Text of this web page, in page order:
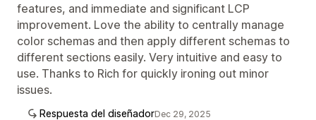
features, and immediate and significant LCP
improvement. Love the ability to centrally manage
color schemas and then apply different schemas to
different sections easily. Very intuitive and easy to
use. Thanks to Rich for quickly ironing out minor
issues.
Respuesta del diseñadorDec 29, 2025